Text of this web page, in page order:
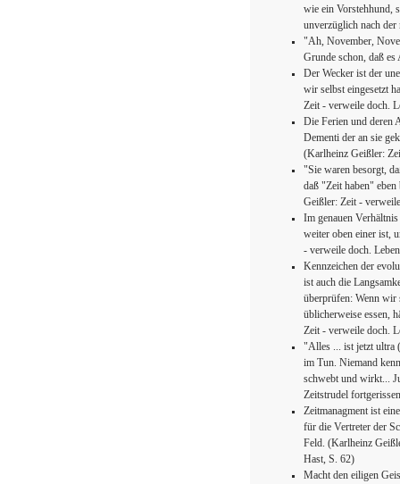
wie ein Vorstehhund,
unverzüglich nach
"Ah, November,
Grunde schon, daß
Der Wecker ist der
wir selbst eingesetzt
Zeit - verweile doch.
Die Ferien und deren
Dementi der an sie
(Karlheinz Geißler:
"Sie waren besorgt,
daß "Zeit haben"
Geißler: Zeit -
Im genauen
weiter oben einer ist,
- verweile doch.
Kennzeichen der
ist auch die
überprüfen: Wenn wir
üblicherweise essen,
Zeit - verweile doch.
"Alles ... ist jetzt ultra
im Tun. Niemand
schwebt und wirkt...
Zeitstrudel
Zeitmanagment ist
für die Vertreter der
Feld. (Karlheinz
Hast, S. 62)
Macht den eiligen